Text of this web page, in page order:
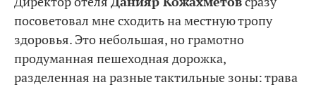
посоветовал мне сходить на местную тропу
здоровья. Это небольшая, но грамотно
продуманная пешеходная дорожка,
разделенная на разные тактильные зоны: трава